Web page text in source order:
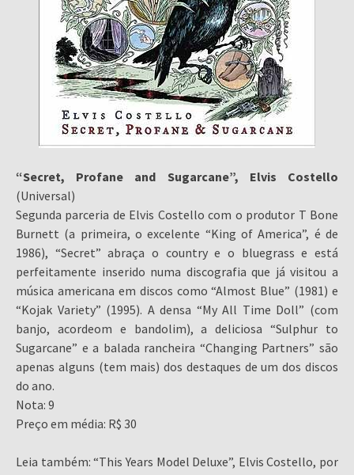
“Secret, Profane and Sugarcane”, Elvis Costello
(Universal)
Segunda parceria de Elvis Costello com o produtor T Bone
Burnett (a primeira, o excelente “King of America”, é de
1986), “Secret” abraça o country e o bluegrass e está
perfeitamente inserido numa discografia que já visitou a
música americana em discos como “Almost Blue” (1981) e
“Kojak Variety” (1995). A densa “My All Time Doll” (com
banjo, acordeom e bandolim), a deliciosa “Sulphur to
Sugarcane” e a balada rancheira “Changing Partners” são
apenas alguns (tem mais) dos destaques de um dos discos
do ano.
Nota: 9
Preço em média: R$ 30
Leia também: “This Years Model Deluxe”, Elvis Costello, por